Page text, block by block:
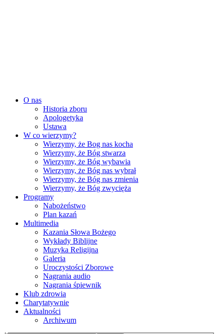
O nas
Historia zboru
Apologetyka
Ustawa
W co wierzymy?
Wierzymy, że Bog nas kocha
Wierzymy, że Bóg stwarza
Wierzymy, że Bóg wybawia
Wierzymy, że Bóg nas wybrał
Wierzymy, że Bóg nas zmienia
Wierzymy, że Bóg zwycięża
Programy
Nabożeństwo
Plan kazań
Multimedia
Kazania Słowa Bożego
Wykłady Biblijne
Muzyka Religijna
Galeria
Uroczystości Zborowe
Nagrania audio
Nagrania śpiewnik
Klub zdrowia
Charytatywnie
Aktualności
Archiwum